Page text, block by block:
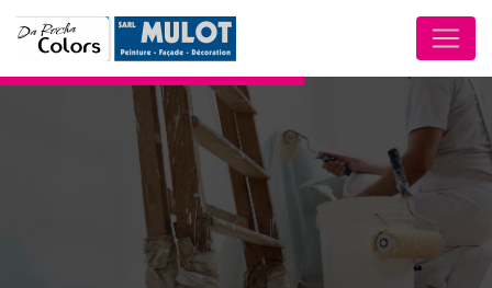
Panneau de gestion des cookies